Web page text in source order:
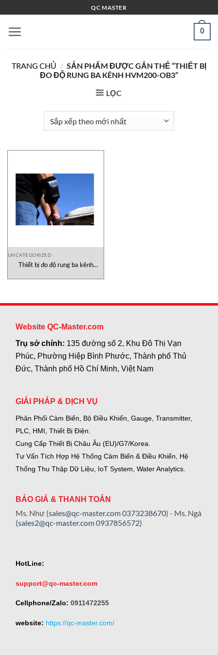
qua
nội
QC MASTER
0
TRANG CHỦ / SẢN PHẨM ĐƯỢC GẮN THẺ “THIẾT BỊ
ĐO ĐỘ RUNG BA KÊNH HVM200-OB3”
LỌC
UNCATEGORIZED
Thiết bị đo độ rung ba kênh
Việt Nam
Website QC-Master.com
Trụ sở chính: 135 đường số 2, Khu Đô Thị Vạn
Phúc, Phường Hiệp Bình Phước, Thành phố Thủ
Đức, Thành phố Hồ Chí Minh, Việt Nam
GIẢI PHÁP & DỊCH VỤ
Phân Phối Cảm Biến, Bộ Điều Khiển, Gauge, Transmitter,
PLC, HMI, Thiết Bị Điện.
Cung Cấp Thiết Bị Châu Âu (EU)/G7/Korea.
Tư Vấn Tích Hợp Hệ Thống Cảm Biến & Điều Khiển, Hệ
Thống Thu Thập Dữ Liệu, IoT System, Water Analytics.
BÁO GIÁ & THANH TOÁN
Ms. Như (sales@qc-master.com0373238670) - Ms. Ngà
(sales2@qc-master.com0937856572)
HotLine:
support@qc-master.com
Cellphone/Zalo: 0911472255
website: https://qc-master.com/